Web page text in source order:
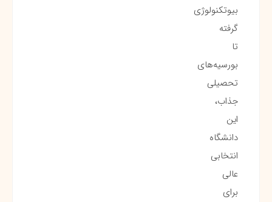
بیوتکنولوژی
گرفته
تا
بورسیه‌های
تحصیلی
جذاب،
این
دانشگاه
انتخابی
عالی
برای